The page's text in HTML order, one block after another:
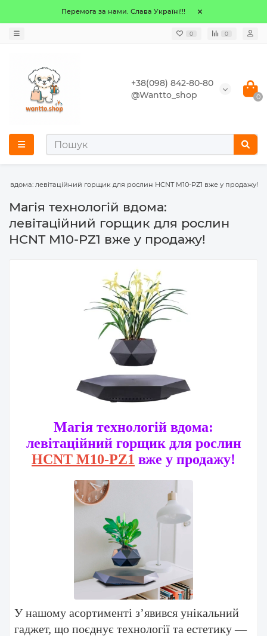
Перемога за нами. Слава Україні!!!
0 0
+38(098) 842-80-80
@Wantto_shop
0
вдома: левітаційний горщик для рослин HCNT M10-PZ1 вже у продажу!
Магія технологій вдома:
левітаційний горщик для рослин
HCNT M10-PZ1 вже у продажу!
Магія технологій вдома:
левітаційний горщик для рослин
HCNT M10-PZ1 вже у продажу!
У нашому асортименті з’явився унікальний
гаджет, що поєднує технології та естетику —